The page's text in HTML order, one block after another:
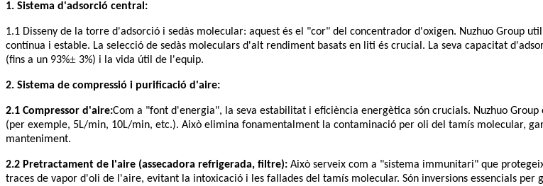
1. Sistema d'adsorció central:
1.1 Disseny de la torre d'adsorció i sedàs molecular: aquest és el "cor" del concentrador d'oxigen. Nuzhuo Group
contínua i estable. La selecció de sedàs moleculars d'alt rendiment basats en liti és crucial. La seva capacitat
(fins a un 93%± 3%) i la vida útil de l'equip.
2. Sistema de compressió i purificació d'aire:
2.1 Compressor d'aire:Com a "font d'energia", la seva estabilitat i eficiència energètica són crucials. Nuzhuo
(per exemple, 5L/min, 10L/min, etc.). Això elimina fonamentalment la contaminació per oli del tamís molecular,
manteniment.
2.2 Pretractament de l'aire (assecadora refrigerada, filtre): Això serveix com a "sistema immunitari" que
traces de vapor d'oli de l'aire, evitant la intoxicació i les fallades del tamís molecular. Són inversions essencials